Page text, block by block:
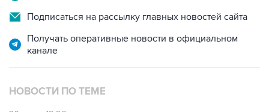
Подписаться на рассылку главных новостей сайта
Получать оперативные новости в официальном
канале
НОВОСТИ ПО ТЕМЕ